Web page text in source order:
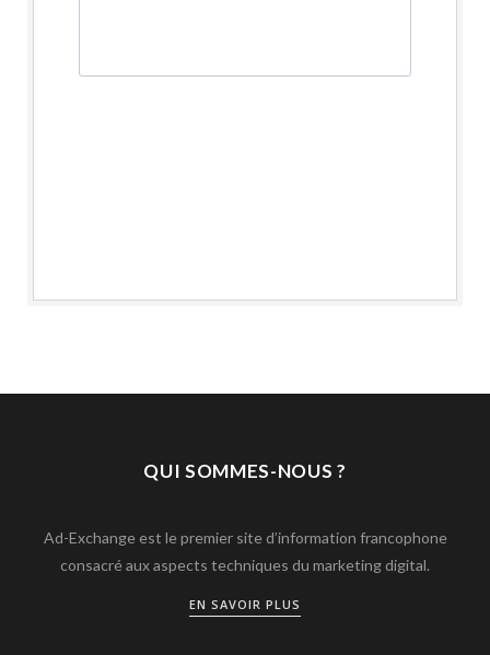
QUI SOMMES-NOUS ?
Ad-Exchange est le premier site d’information francophone
consacré aux aspects techniques du marketing digital.
EN SAVOIR PLUS